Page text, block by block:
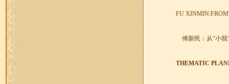
FU XINMIN:FROM
傅新民：从“小我
THEMATIC